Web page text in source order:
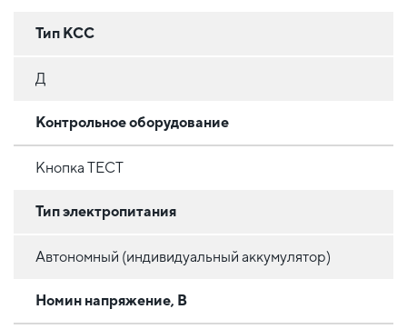
Тип КСС
Д
Контрольное оборудование
Кнопка ТЕСТ
Тип электропитания
Автономный (индивидуальный аккумулятор)
Номин напряжение, В